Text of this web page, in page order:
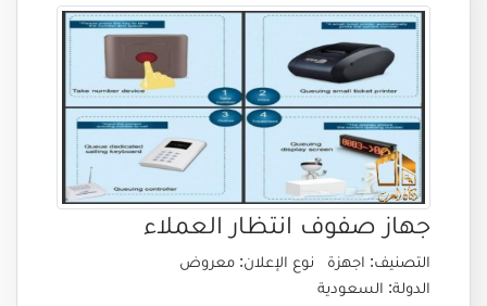
جهاز صفوف انتظار العملاء
التصنيف: اجهزة
نوع الإعلان: معروض
الدولة: السعودية